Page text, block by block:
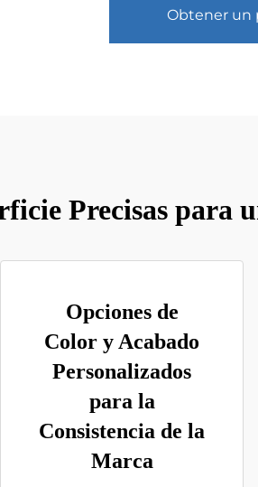
Obtener un
Precisas para
Opciones de
Color y Acabado
Personalizados
para la
Consistencia de la
Marca